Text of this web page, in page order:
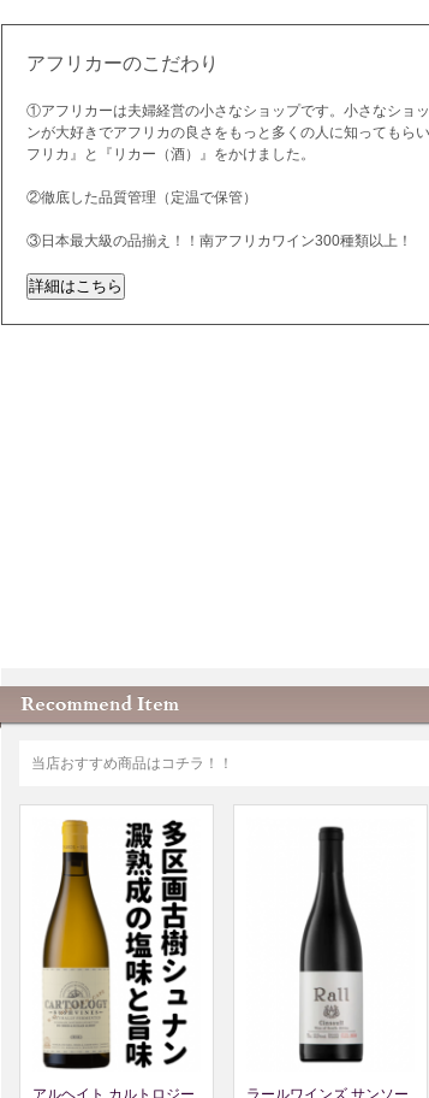
アフリカーのこだわり
①アフリカーは夫婦経営の小さなショップです。小さなショ
ンが大好きでアフリカの良さをもっと多くの人に知ってもら
フリカ』と『リカー（酒）』をかけました。
②徹底した品質管理（定温で保管）
③日本最大級の品揃え！！南アフリカワイン300種類以上！
当店おすすめ商品はコチラ！！
アルヘイト カルトロジー ラールワインズ サンソー